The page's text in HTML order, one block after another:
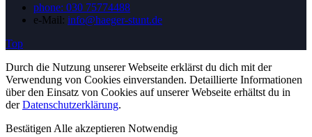
phone: 030 75774488
e-Mail: info@haeger-stunt.de
Top
Durch die Nutzung unserer Webseite erklärst du dich mit der
Verwendung von Cookies einverstanden. Detaillierte Informationen
über den Einsatz von Cookies auf unserer Webseite erhältst du in
derDatenschutzerklärung.
Bestätigen Alle akzeptieren Notwendig